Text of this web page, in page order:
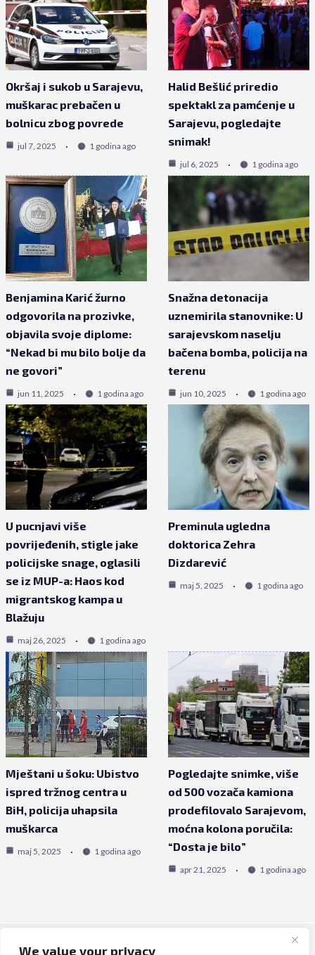
We value your privacy
Okršaj i sukob u Sarajevu,
muškarac prebačen u
bolnicu zbog povrede
jul 7, 2025 1 godina ago
Halid Bešlić priredio
spektakl za pamćenje u
Sarajevu, pogledajte
snimak!
jul 6, 2025 1 godina ago
Benjamina Karić žurno
odgovorila na prozivke,
objavila svoje diplome:
“Nekad bi mu bilo bolje da
ne govori”
jun 11, 2025 1 godina ago
Snažna detonacija
uznemirila stanovnike: U
sarajevskom naselju
bačena bomba, policija na
terenu
jun 10, 2025 1 godina ago
U pucnjavi više
povrijeđenih, stigle jake
policijske snage, oglasili
se iz MUP-a: Haos kod
migrantskog kampa u
Blažuju
maj 26, 2025 1 godina ago
Preminula ugledna
doktorica Zehra
Dizdarević
maj 5, 2025 1 godina ago
Mještani u šoku: Ubistvo
ispred tržnog centra u
BiH, policija uhapsila
muškarca
maj 5, 2025 1 godina ago
Pogledajte snimke, više
od 500 vozača kamiona
prodefilovalo Sarajevom,
moćna kolona poručila:
“Dosta je bilo”
apr 21, 2025 1 godina ago